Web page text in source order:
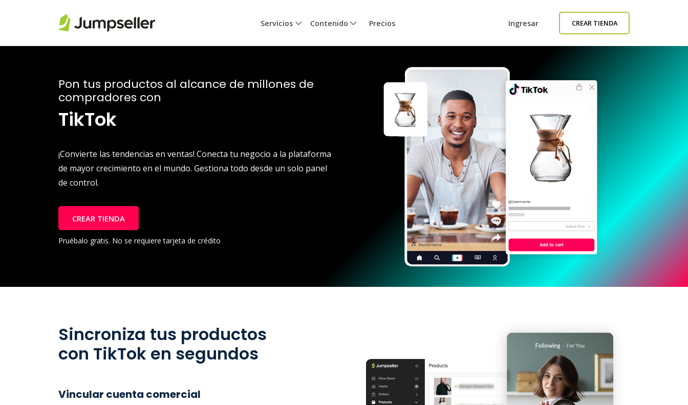
Servicios Contenido Precios Ingresar CREAR TIENDA
Pon tus productos al alcance de millones de
compradores con
TikTok
¡Convierte las tendencias en ventas! Conecta tu negocio a la plataforma
de mayor crecimiento en el mundo. Gestiona todo desde un solo panel
de control.
CREAR TIENDA
Pruébalo gratis. No se requiere tarjeta de crédito
Sincroniza tus productos
con TikTok en segundos
Vincular cuenta comercial